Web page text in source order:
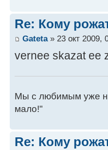
Re: Кому
Gateta» 23 окт 2009,
vernee skazat ee
Мы с любимым уже
мало!"
Re: Кому